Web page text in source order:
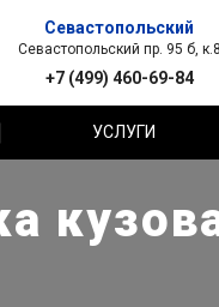
Севастопольский
Севастопольский пр. 95 б, к.8
+7 (499) 460-69-84
УСЛУГИ